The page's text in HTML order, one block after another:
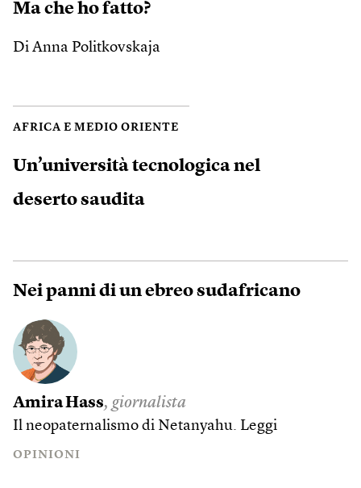
Ma che ho fatto?
Di Anna Politkovskaja
AFRICA E MEDIO ORIENTE
Un’università tecnologica nel
deserto saudita
Nei panni di un ebreo sudafricano
Amira Hass, giornalista
Il neopaternalismo di Netanyahu. Leggi
OPINIONI